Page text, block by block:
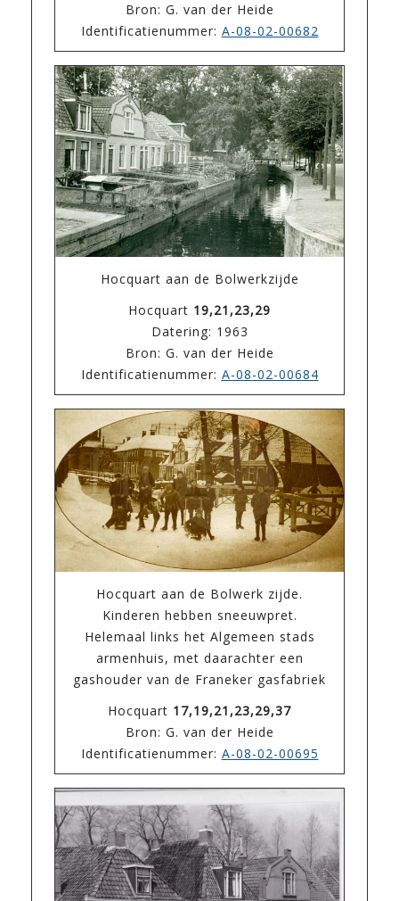
Bron: G. van der Heide
Identificatienummer: A-08-02-00682
Hocquart aan de Bolwerkzijde
Hocquart 19,21,23,29
Datering: 1963
Bron: G. van der Heide
Identificatienummer: A-08-02-00684
Hocquart aan de Bolwerk zijde.
Kinderen hebben sneeuwpret.
Helemaal links het Algemeen stads
armenhuis, met daarachter een
gashouder van de Franeker gasfabriek
Hocquart 17,19,21,23,29,37
Bron: G. van der Heide
Identificatienummer: A-08-02-00695